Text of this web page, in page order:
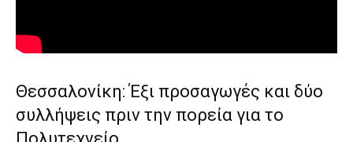
Θεσσαλονίκη: Έξι προσαγωγές και δύο
συλλήψεις πριν την πορεία για το